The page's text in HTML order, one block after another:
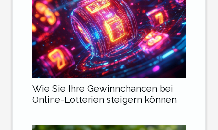
Wie Sie Ihre Gewinnchancen bei
Online-Lotterien steigern können